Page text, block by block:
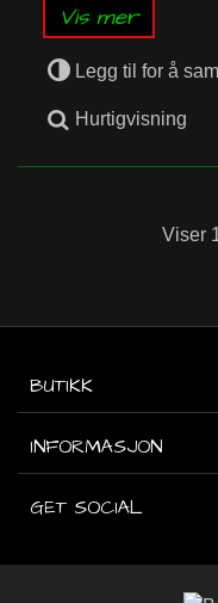
Vis mer
Legg til for å
Hurtigvisning
Viser
BUTIKK
INFORMASJON
GET SOCIAL